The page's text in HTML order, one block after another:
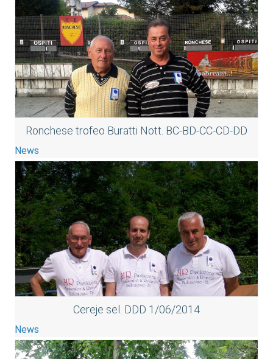
Ronchese trofeo Buratti Nott. BC-BD-CC-CD-DD
News
Cereje sel. DDD 1/06/2014
News